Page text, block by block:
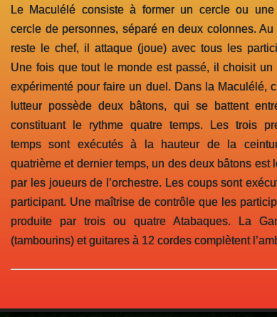
Le Maculélé consiste à former un cercle ou une
cercle de personnes, séparé en deux colonnes. Au
reste le chef, il attaque (joue) avec tous les
Une fois que tout le monde est passé, il choisit un
expérimenté pour faire un duel. Dans la Maculélé,
lutteur possède deux bâtons, qui se battent
constituant le rythme quatre temps. Les trois
temps sont exécutés à la hauteur de la
quatrième et dernier temps, un des deux bâtons
par les joueurs de l’orchestre. Les coups sont
participant. Une maîtrise de contrôle que les
produite par trois ou quatre Atabaques. La
(tambourins) et guitares à 12 cordes complètent